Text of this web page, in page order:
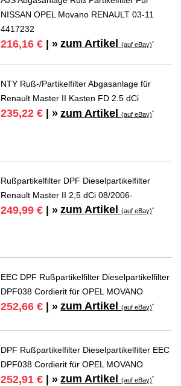
NISSAN OPEL Movano RENAULT 03-11
4417232
216,16 € | » zum Artikel(auf eBay)*
NTY Ruß-/Partikelfilter Abgasanlage für
Renault Master II Kasten FD 2.5 dCi
235,22 € | » zum Artikel(auf eBay)*
Rußpartikelfilter DPF Dieselpartikelfilter
Renault Master II 2,5 dCi 08/2006-
249,99 € | » zum Artikel(auf eBay)*
EEC DPF Rußpartikelfilter Dieselpartikelfilter
DPF038 Cordierit für OPEL MOVANO
252,66 € | » zum Artikel(auf eBay)*
DPF Rußpartikelfilter Dieselpartikelfilter EEC
DPF038 Cordierit für OPEL MOVANO
252,91 € | » zum Artikel(auf eBay)*